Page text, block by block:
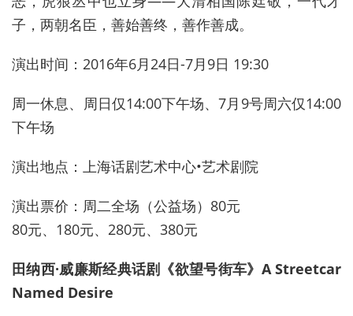
子，两朝名臣，善始善终，善作善成。
演出时间：2016年6月24日-7月9日 19:30
周一休息、周日仅14:00下午场、7月9号周六仅14:00
下午场
演出地点：上海话剧艺术中心•艺术剧院
演出票价：周二全场（公益场）80元
80元、180元、280元、380元
田纳西·威廉斯经典话剧《欲望号街车》A Streetcar
Named Desire